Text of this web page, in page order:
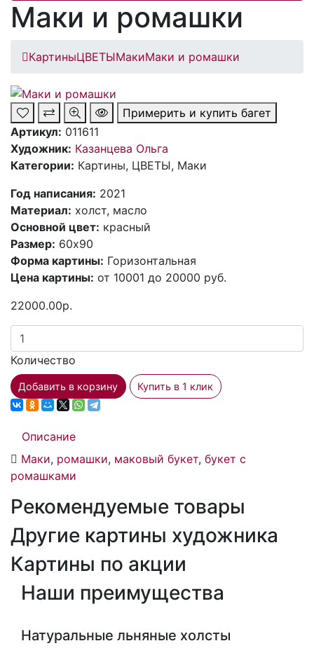
Маки и ромашки
КартиныЦВЕТЫМакиМаки и ромашки
Примерить и купить багет
Артикул: 011611
Художник: Казанцева Ольга
Категории: Картины, ЦВЕТЫ, Маки
Год написания: 2021
Материал: холст, масло
Основной цвет: красный
Размер: 60х90
Форма картины: Горизонтальная
Цена картины: от 10001 до 20000 руб.
22000.00р.
Количество
Добавить в корзину Купить в 1 клик
Описание
Маки, ромашки, маковый букет, букет с
ромашками
Рекомендуемые товары
Другие картины художника
Картины по акции
Наши преимущества
Натуральные льняные холсты